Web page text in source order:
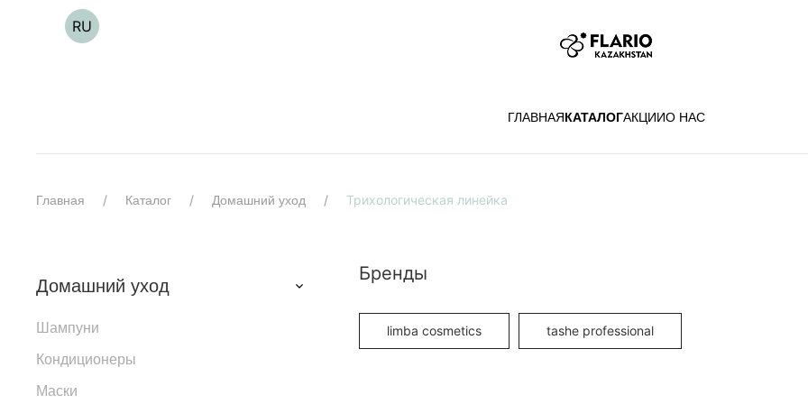
RU
ГЛАВНАЯКАТАЛОГАКЦИИО НАС
Главная Каталог Домашний уход Трихологическая линейка
Домашний уход
Шампуни
Кондиционеры
Маски
Бренды
limba cosmetics tashe professional